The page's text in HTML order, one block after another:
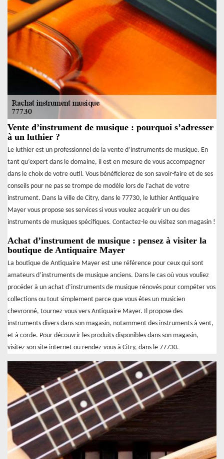
Vente d’instrument de musique : pourquoi s’adresser
à un luthier ?
Le luthier est un professionnel de la vente d’instruments de musique. En
tant qu’expert dans le domaine, il est en mesure de vous accompagner
dans le choix de votre outil. Vous bénéficierez de son savoir-faire et de ses
conseils pour ne pas se trompe de modèle lors de l’achat de votre
instrument. Dans la ville de Citry, dans le 77730, le luthier Antiquaire
Mayer vous propose ses services si vous voulez acquérir un ou des
instruments de musiques spécifiques. Contactez-le ou visitez son magasin !
Achat d’instrument de musique : pensez à visiter la
boutique de Antiquaire Mayer
La boutique de Antiquaire Mayer est une référence pour ceux qui sont
amateurs d’instruments de musique anciens. Dans le cas où vous vouliez
procéder à un achat d’instruments de musique rénovés pour compéter vos
collections ou tout simplement parce que vous êtes un musicien
chevronné, tournez-vous vers Antiquaire Mayer. Il propose des
instruments divers dans son magasin, notamment des instruments à vent,
et à corde. Pour découvrir les produits disponibles dans son magasin,
visitez son site internet ou rendez-vous à Citry, dans le 77730.